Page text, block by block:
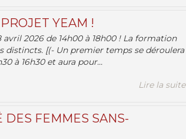
YEAM !
avril 2026 de 14h00 à 18h00 ! La formation
distincts. [(- Un premier temps se déroulera
à 16h30 et aura pour...
Lire la suite
DES FEMMES SANS-